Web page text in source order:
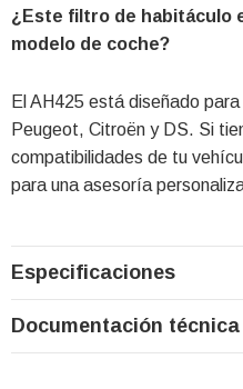
¿Este filtro de habitáculo
modelo de coche?
El AH425 está diseñado
Peugeot, Citroën y DS. Si
compatibilidades de tu
para una asesoría
Especificaciones
Documentación técnica